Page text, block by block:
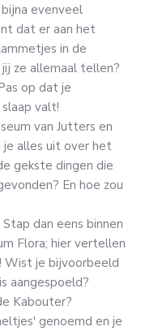
evenveel
dat er aan het
in de
ze allemaal tellen?
op dat je
valt!
van Jutters en
je alles uit over het
gekste dingen die
En hoe zou
dan eens binnen
Flora; hier vertellen
Wist je bijvoorbeeld
aangespoeld?
Kabouter?
genoemd en je